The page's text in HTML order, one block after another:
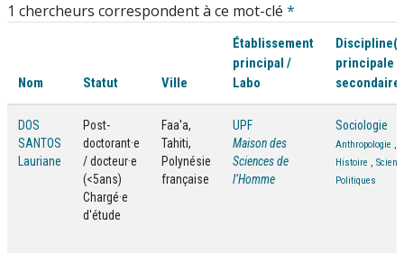
1 chercheurs correspondent à ce mot-clé *
Nom Statut Ville
Établissement
principal /
Labo
principale /
DOS
SANTOS
Lauriane
Post-
doctorant·e
/ docteur·e
(<5ans)
Chargé·e
d'étude
Faa'a,
Tahiti,
Polynésie
française
UPF
Maison des
Sciences de
l’Homme
Sociologie
Anthropologie ,
Histoire ,
Politiques